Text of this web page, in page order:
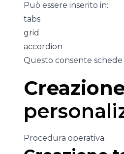
Può essere inserito in:
tabs
grid
accordion
Questo consente
Procedura operativa.